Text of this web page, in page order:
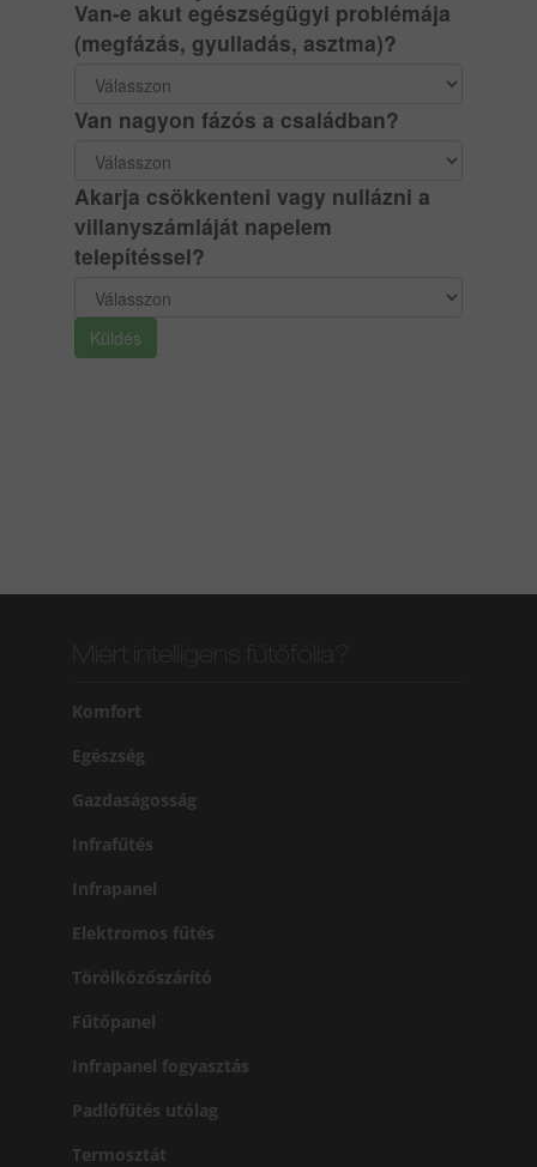
Komfort
Egészség
Gazdaságosság
Infrafűtés
Infrapanel
Elektromos fűtés
Törölközőszárító
Fűtőpanel
Infrapanel fogyasztás
Padlófűtés utólag
Termosztát